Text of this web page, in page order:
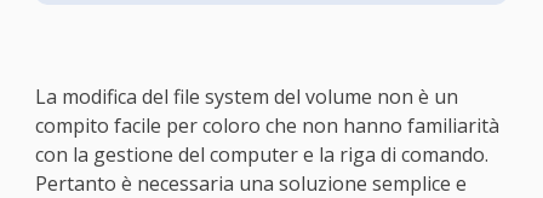
La modifica del file system del volume non è un
compito facile per coloro che non hanno familiarità
con la gestione del computer e la riga di comando.
Pertanto è necessaria una soluzione semplice e